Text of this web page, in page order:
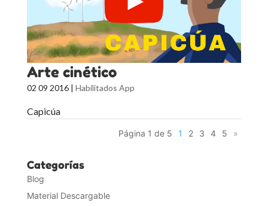
Arte cinético
02 09 2016| Habilitados App
Capicúa
Página 1 de 5 1 2 3 4 5 »
Categorías
Blog
Material Descargable